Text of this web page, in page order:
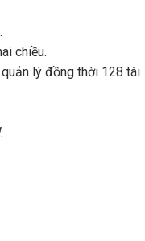
chiều.
lý đồng thời 128 tài